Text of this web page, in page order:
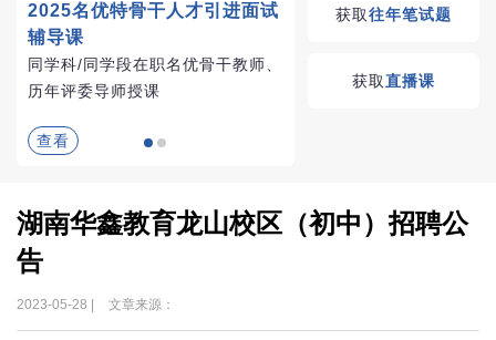
2025名优特骨干人才引进面试
辅导课
同学科/同学段在职名优骨干教师、
历年评委导师授课
查看
湖南教师招聘考试优
获取往年笔试题
获取直播课
湖南华鑫教育龙山校区（初中）招聘公
告
2023-05-28 | 文章来源：